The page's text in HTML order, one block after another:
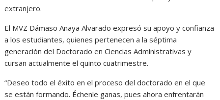
extranjero.
El MVZ Dámaso Anaya Alvarado expresó su apoyo y confianza
a los estudiantes, quienes pertenecen a la séptima
generación del Doctorado en Ciencias Administrativas y
cursan actualmente el quinto cuatrimestre.
“Deseo todo el éxito en el proceso del doctorado en el que
se están formando. Échenle ganas, pues ahora enfrentarán